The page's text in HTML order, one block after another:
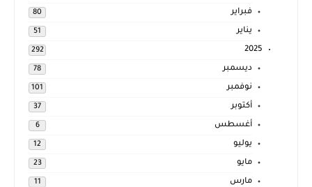
فبراير 80
يناير 51
2025
292
ديسمبر 78
نوفمبر 101
أكتوبر 37
أغسطس 6
يوليو 12
مايو 23
مارس 11